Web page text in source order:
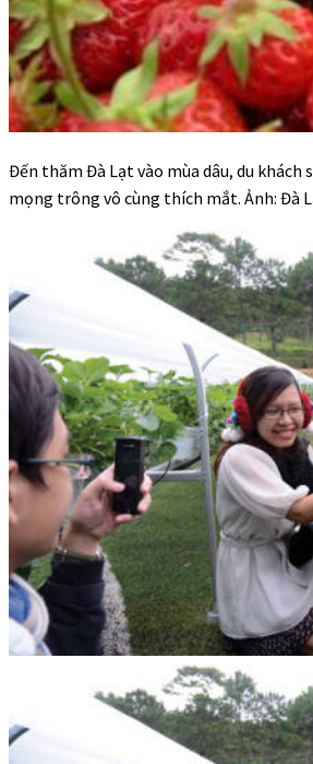
Đến thăm Đà Lạt vào mùa dâu, du
mọng trông vô cùng thích mắt. Ảnh: Đà